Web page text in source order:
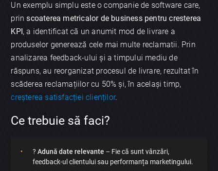
Un exemplu simplu este o companie de software care,
prinscoaterea metricalor de business pentru cresterea
KPI , a identificat că un anumit mod de livrare a
produselor generează cele mai multe reclamatii. Prin
analizarea feedback-ului și a timpului mediu de
răspuns, au reorganizat procesul de livrare, rezultat în
scăderea reclamațiilor cu 50% și, în același timp,
creșterea satisfacției clienților.
Ce trebuie să faci?
?Adună date relevante – Fie că sunt vânzări,
feedback-ul clientului sau performanța marketingului.